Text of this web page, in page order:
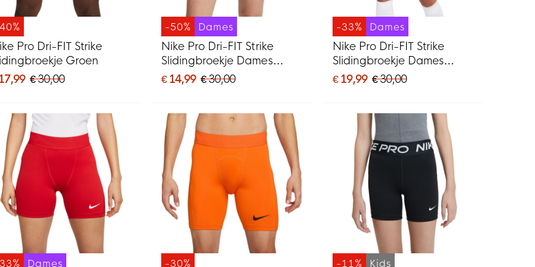
Pro Dri-FIT Strike
Groen
€ 30,00
-50% Dames
Nike Pro Dri-FIT Strike
Slidingbroekje Dames
Blauw
€ 14,99 € 30,00
-33% Dames
Nike Pro Dri-FIT Strike
Slidingbroekje Dames
Donkerblauw
€ 19,99 € 30,00
Dames -30% -11% Kids